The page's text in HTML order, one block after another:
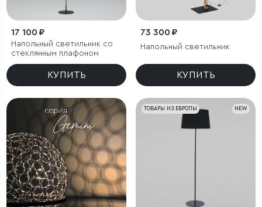
17 100 ₽
Напольный светильник со
стеклянным плафоном
КУПИТЬ
73 300 ₽
Напольный светильник
КУПИТЬ
NEW
ТОВАРЫ ИЗ ЕВРОПЫ